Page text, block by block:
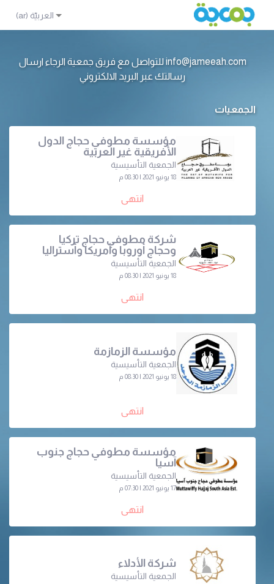
info@jameeah.com للتواصل مع فريق جمعية الرجاء ارسال
رسالتك عبر البريد الالكتروني
الجمعيات
مؤسسة مطوفي حجاج الدول
الأفريقية غير العربية
الجمعية التأسيسية
18 يونيو 2021 | 08:30 م
انتهى
شركة مطوفي حجاج تركيا
وحجاج أوروبا وأمريكا وأستراليا
الجمعية التأسيسية
18 يونيو 2021 | 08:30 م
انتهى
مؤسسة الزمازمة
الجمعية التأسيسية
18 يونيو 2021 | 08:30 م
انتهى
مؤسسة مطوفي حجاج جنوب
آسيا
الجمعية التأسيسية
17 يونيو 2021 | 07:30 م
انتهى
شركة الأدلاء
الجمعية التأسيسية